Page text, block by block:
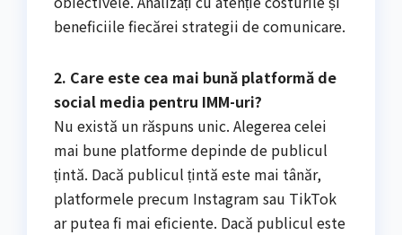
beneficiile fiecărei strategii de comunicare.
2. Care este cea mai bună platformă de
social media pentru IMM-uri?
Nu există un răspuns unic. Alegerea celei
mai bune platforme depinde de publicul
țintă. Dacă publicul țintă este mai tânăr,
platformele precum Instagram sau TikTok
ar putea fi mai eficiente. Dacă publicul este